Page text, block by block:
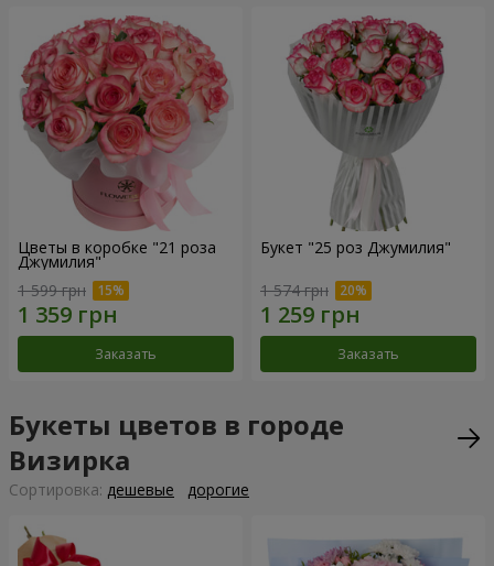
Цветы в коробке "21 роза
Джумилия"
1 599 грн
Заказать
Букет "25 роз Джумилия"
1 574 грн
Заказать
Букеты цветов в городе
Визирка
Cортировка: дешевые дорогие